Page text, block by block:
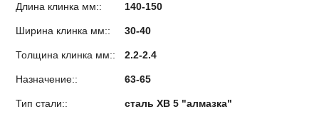
Длина клинка мм:: 140-150
Ширина клинка мм:: 30-40
Толщина клинка мм:: 2.2-2.4
Назначение:: 63-65
Тип стали:: сталь ХВ 5 "алмазка"